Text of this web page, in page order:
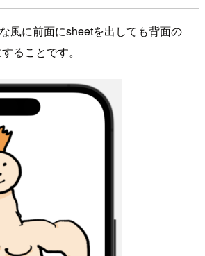
風に前面にsheetを出しても背面の
ることです。